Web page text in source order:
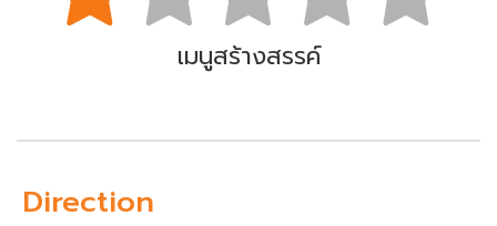
เมนูสร้างสรรค์
Direction